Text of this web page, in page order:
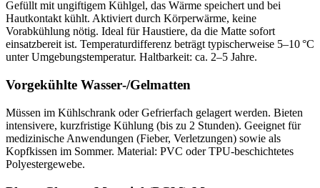
Gefüllt mit ungiftigem Kühlgel, das Wärme speichert und bei
Hautkontakt kühlt. Aktiviert durch Körperwärme, keine
Vorabkühlung nötig. Ideal für Haustiere, da die Matte sofort
einsatzbereit ist. Temperaturdifferenz beträgt typischerweise 5–10 °C
unter Umgebungstemperatur. Haltbarkeit: ca. 2–5 Jahre.
Vorgekühlte Wasser‑/Gelmatten
Müssen im Kühlschrank oder Gefrierfach gelagert werden. Bieten
intensivere, kurzfristige Kühlung (bis zu 2 Stunden). Geeignet für
medizinische Anwendungen (Fieber, Verletzungen) sowie als
Kopfkissen im Sommer. Material: PVC oder TPU-beschichtetes
Polyestergewebe.